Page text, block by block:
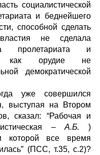
социалистической
и беднейшего
способной сделать
не сделала
пролетариата и
как орудие не
демократической
уже совершился
выступая на Втором
сказал: “Рабочая и
–А.Б.)
которой все время
(ПСС, т.35, с.2)?